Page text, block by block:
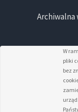
Archiwalna
W
pliki
bez